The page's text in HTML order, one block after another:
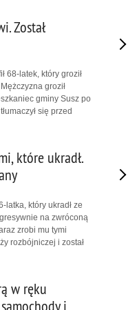
Został
68-latek, który groził
groził
gminy Susz po
się przed
które ukradł.
który ukradł ze
na zwróconą
zrobi mu tymi
rozbójniczej i został
w ręku
i